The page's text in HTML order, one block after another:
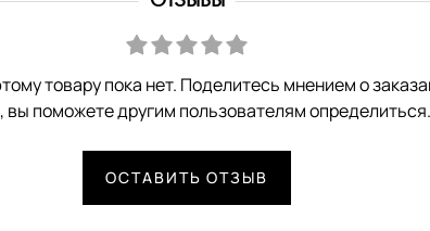
товару пока нет. Поделитесь мнением о
вы поможете другим пользователям определиться.
ОСТАВИТЬ ОТЗЫВ